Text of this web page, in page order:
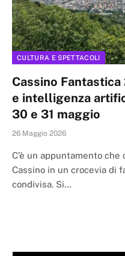
CULTURA E SPETTACOLI
Cassino
e intelligenza
30 e 31 maggio
26 Maggio 2026
C’è un appuntamento
Cassino in un crocevia di
condivisa. Si…